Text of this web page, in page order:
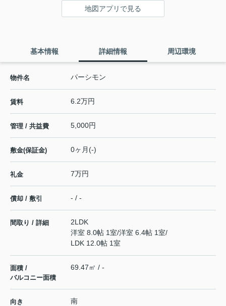
地図アプリで見る
基本情報 詳細情報 周辺環境
物件名 パーシモン
賃料 6.2万円
管理 / 共益費 5,000円
敷金(保証金) 0ヶ月(-)
礼金 7万円
償却 / 敷引 - / -
間取り / 詳細
2LDK
洋室 8.0帖 1室/洋室 6.4帖 1室/
LDK 12.0帖 1室
面積 /
バルコニー面積
69.47㎡ / -
向き 南